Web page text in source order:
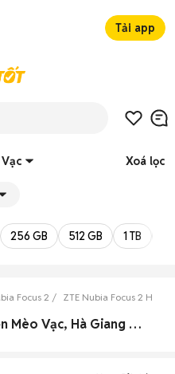
Tải app
Xoá lọc
256 GB 512 GB 1 TB
Focus 2 ZTE Nubia Focus 2 Hà
0 Zte Nubia Focus 2 cũ Huyện Mèo Vạc, Hà Giang đẹp